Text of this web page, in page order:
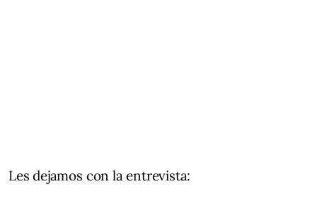
Les dejamos con la entrevista: